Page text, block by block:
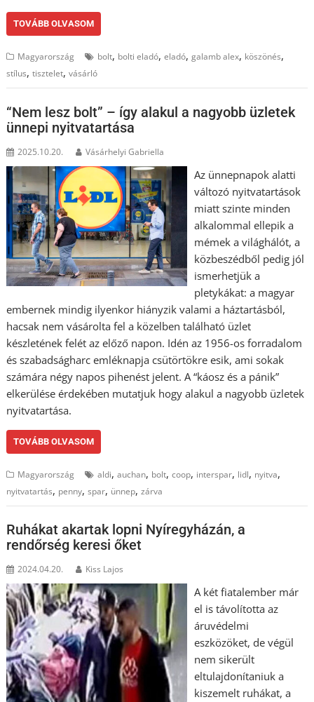
TOVÁBB OLVASOM
Magyarország bolt, bolti eladó,eladó,galamb alex, köszönés,
stílus,tisztelet,vásárló
“Nem lesz bolt” – így alakul a nagyobb üzletek
ünnepi nyitvatartása
2025.10.20. Vásárhelyi Gabriella
Az ünnepnapok alatti
változó nyitvatartások
miatt szinte minden
alkalommal ellepik a
mémek a világhálót, a
közbeszédből pedig jól
ismerhetjük a
pletykákat: a magyar
embernek mindig ilyenkor hiányzik valami a háztartásból,
hacsak nem vásárolta fel a közelben található üzlet
készletének felét az előző napon. Idén az 1956-os forradalom
és szabadságharc emléknapja csütörtökre esik, ami sokak
számára négy napos pihenést jelent. A “káosz és a pánik”
elkerülése érdekében mutatjuk hogy alakul a nagyobb üzletek
nyitvatartása.
TOVÁBB OLVASOM
Magyarország aldi,auchan, bolt,coop, interspar, lidl, nyitva,
nyitvatartás, penny,spar, ünnep,zárva
Ruhákat akartak lopni Nyíregyházán, a
rendőrség keresi őket
2024.04.20. Kiss Lajos
A két fiatalember már
el is távolította az
áruvédelmi
eszközöket, de végül
nem sikerült
eltulajdonítaniuk a
kiszemelt ruhákat, a